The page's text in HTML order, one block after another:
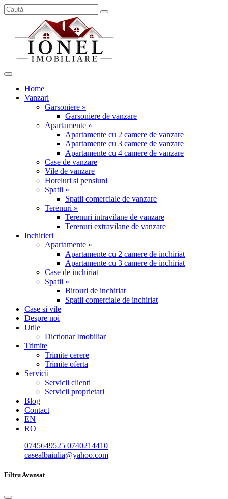
Home
Vanzari
Garsoniere »
Garsoniere de vanzare
Apartamente »
Apartamente cu 2 camere de vanzare
Apartamente cu 3 camere de vanzare
Apartamente cu 4 camere de vanzare
Case de vanzare
Vile de vanzare
Hoteluri si pensiuni
Spatii »
Spatii comerciale de vanzare
Terenuri »
Terenuri intravilane de vanzare
Terenuri extravilane de vanzare
Inchirieri
Apartamente »
Apartamente cu 2 camere de inchiriat
Apartamente cu 3 camere de inchiriat
Case de inchiriat
Spatii »
Birouri de inchiriat
Spatii comerciale de inchiriat
Case si vile
Despre noi
Utile
Dictionar Imobiliar
Trimite
Trimite cerere
Trimite oferta
Servicii
Servicii clienti
Servicii proprietari
Blog
Contact
EN
RO
0745649525 0740214410
casealbaiulia@yahoo.com
Filtru Avansat